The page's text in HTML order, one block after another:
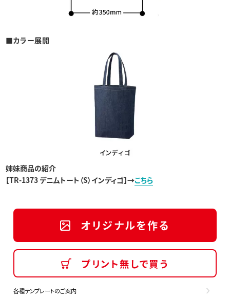
■カラー展開
姉妹商品の紹介
【TR-1373 デニムトート（S）インディゴ】→こちら
オリジナルを作る
プリント無しで買う
各種テンプレートのご案内